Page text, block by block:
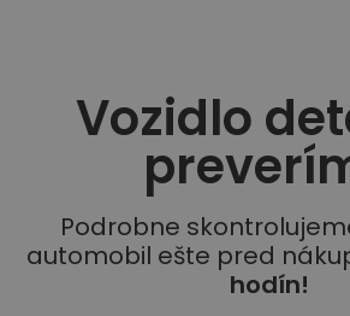
Vozidlo
Podrobne
automobil ešte pred
hodín!